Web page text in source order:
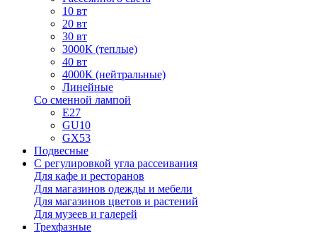
10 вт
20 вт
30 вт
3000К (теплые)
40 вт
4000К (нейтральные)
Линейные
Со сменной лампой
E27
GU10
GX53
Подвесные
С регулировкой угла рассеивания
Для кафе и ресторанов
Для магазинов одежды и мебели
Для магазинов цветов и растений
Для музеев и галерей
Трехфазные